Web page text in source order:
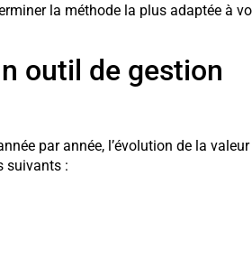
la méthode la plus adaptée à
outil de gestion
par année, l’évolution de la
suivants :